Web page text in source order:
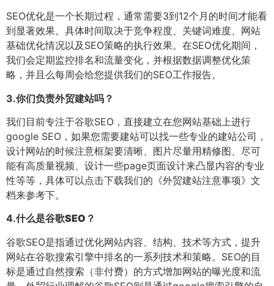
SEO优化是一个长期过程，通常需要3到12个月的时间才能看
到显著效果。具体时间取决于竞争程度、关键词难度、网站
基础优化情况以及SEO策略的执行效果。在SEO优化期间，
我们会定期监控排名和流量变化，并根据数据调整优化策
略，并且么每周会给您提供我们的SEO工作报告。
3.你们负责外贸建站吗？
我们目前专注于谷歌SEO，直接建立在您网站基础上进行
google SEO，如果您需要建站可以找一些专业的建站公司，
设计网站的时候注意框架要清晰、图片尽量用精修图、尽可
能有高质量视频、设计一些page页面设计来凸显内容的专业
性等等，具体可以点击下载我们的《外贸建站注意事项》文
档来参考下。
4.什么是谷歌SEO？
谷歌SEO是指通过优化网站内容、结构、技术等方式，提升
网站在谷歌搜索引擎中排名的一系列技术和策略。SEO的目
标是通过自然搜索（非付费）的方式增加网站的曝光度和流